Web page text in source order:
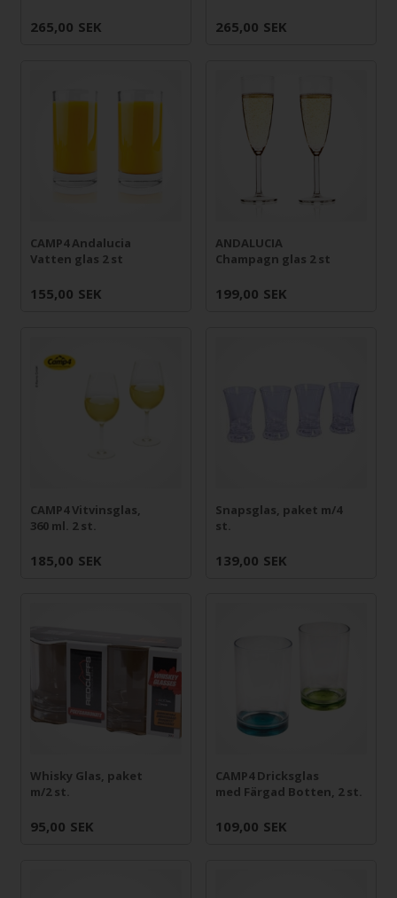
265,00 SEK 265,00 SEK
CAMP4 Andalucia
Vatten glas 2 st
155,00 SEK
ANDALUCIA
Champagn glas 2 st
199,00 SEK
CAMP4 Vitvinsglas,
360 ml. 2 st.
185,00 SEK
Snapsglas, paket m/4
st.
139,00 SEK
Whisky Glas, paket
m/2 st.
95,00 SEK
CAMP4 Dricksglas
med Färgad Botten, 2 st.
109,00 SEK